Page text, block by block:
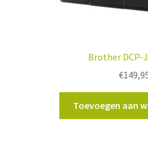
Brother DCP-
€
Toevoegen aan